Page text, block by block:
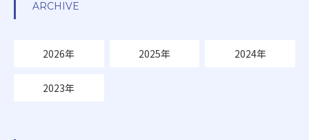
ARCHIVE
2026年 2025年 2024年
2023年